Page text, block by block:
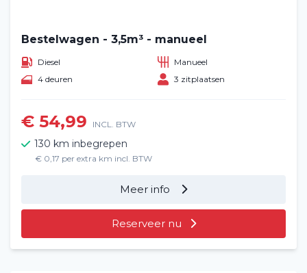
Bestelwagen - 3,5m³ - manueel
Diesel
Manueel
4 deuren
3 zitplaatsen
€ 54,99 INCL. BTW
130 km inbegrepen
€ 0,17 per extra km incl. BTW
Meer info
Reserveer nu